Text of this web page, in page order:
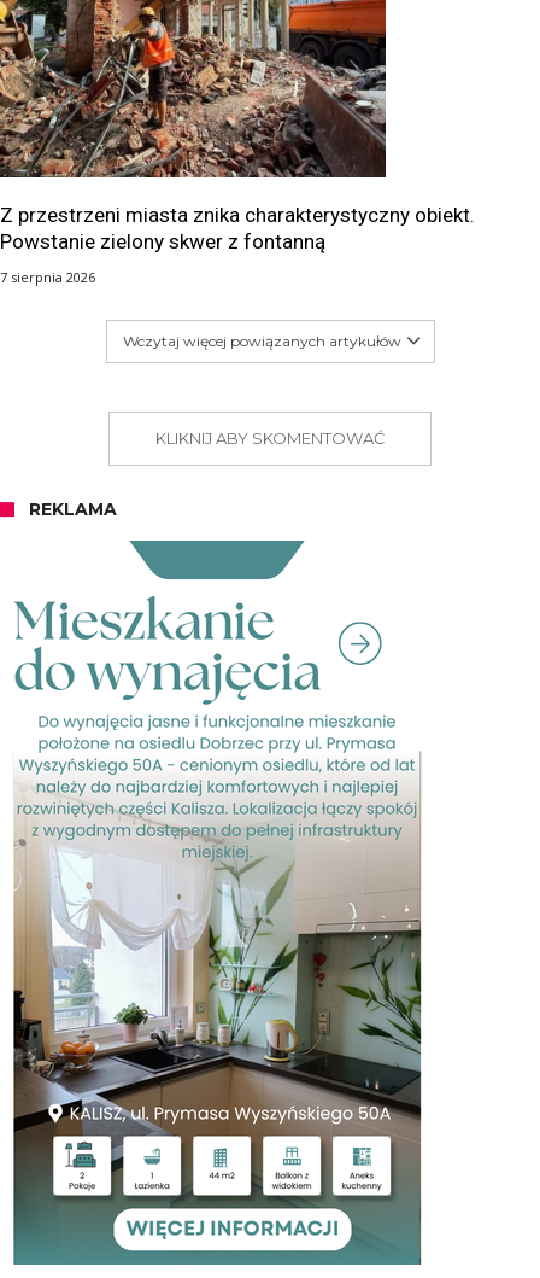
Z przestrzeni miasta znika charakterystyczny obiekt.
Powstanie zielony skwer z fontanną
7 sierpnia 2026
Wczytaj więcej powiązanych artykułów
KLIKNIJ ABY SKOMENTOWAĆ
REKLAMA